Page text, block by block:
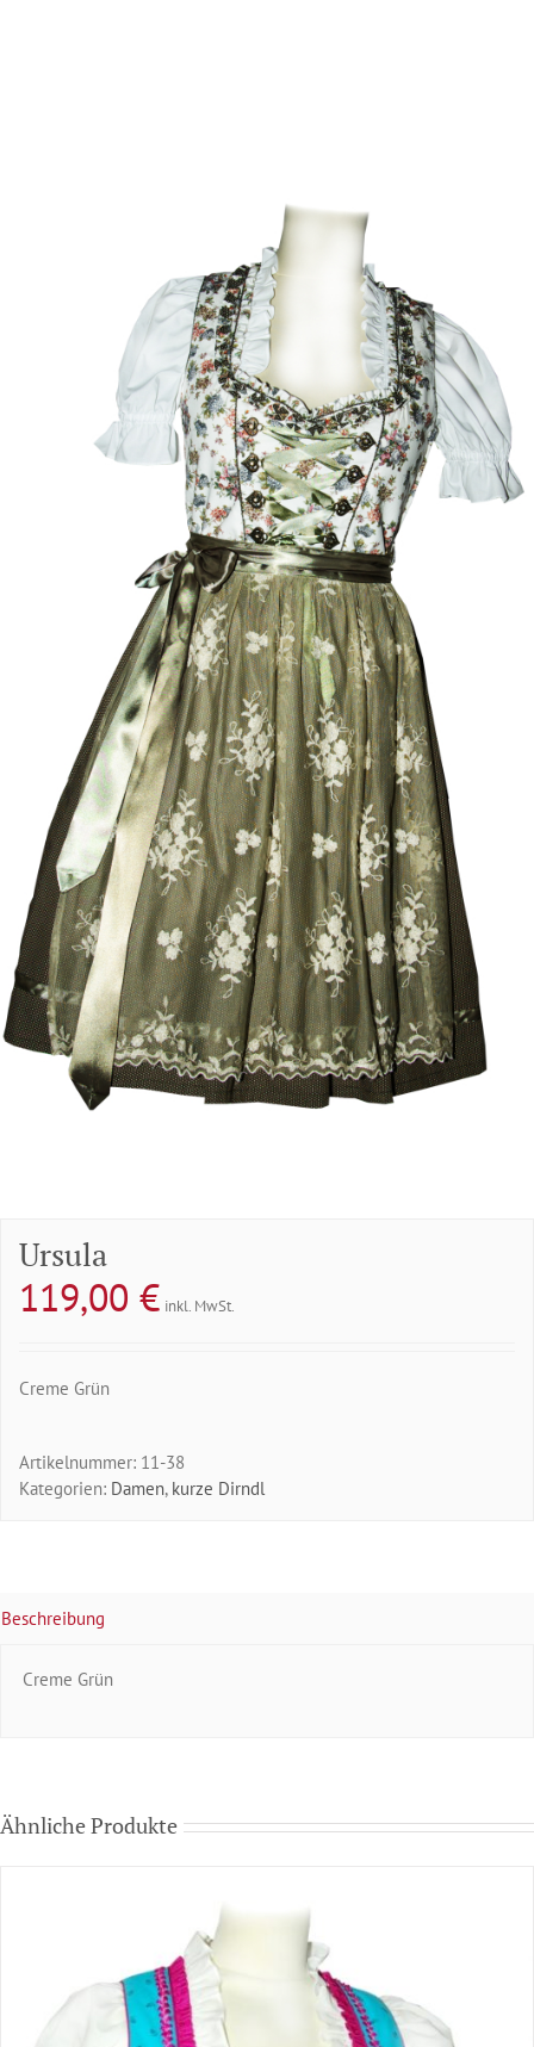
Ursula
119,00 € inkl. MwSt.
Creme Grün
Artikelnummer: 11-38
Kategorien: Damen, kurze Dirndl
Beschreibung
Creme Grün
Ähnliche Produkte